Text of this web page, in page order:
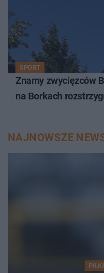
SPORT
Znamy zwycięzców
na Borkach
NAJNOWSZE